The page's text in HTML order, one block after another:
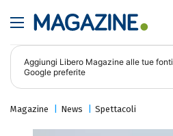
Aggiungi Libero Magazine alle tue fonti
Google preferite
Magazine News Spettacoli